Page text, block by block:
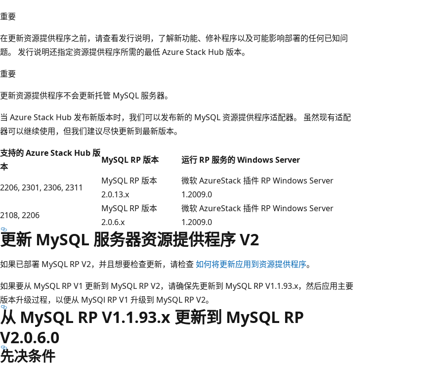
重要
在更新资源提供程序之前，请查看发行说明，了解新功能、修补程序以及可能影响部署的任何已知问
题。 发行说明还指定资源提供程序所需的最低 Azure Stack Hub 版本。
重要
更新资源提供程序不会更新托管 MySQL 服务器。
当 Azure Stack Hub 发布新版本时，我们可以发布新的 MySQL 资源提供程序适配器。 虽然现有适配
器可以继续使用，但我们建议尽快更新到最新版本。
支持的 Azure Stack Hub 版
本
MySQL RP 版本 运行 RP 服务的 Windows Server
2206, 2301, 2306, 2311
MySQL RP 版本
2.0.13.x
微软 AzureStack 插件 RP Windows Server
1.2009.0
2108, 2206
MySQL RP 版本
2.0.6.x
微软 AzureStack 插件 RP Windows Server
1.2009.0
更新 MySQL 服务器资源提供程序 V2
如果已部署 MySQL RP V2，并且想要检查更新，请检查如何将更新应用到资源提供程序。
如果要从 MySQL RP V1 更新到 MySQL RP V2，请确保先更新到 MySQL RP V1.1.93.x，然后应用主要
版本升级过程，以便从 MySQl RP V1 升级到 MySQL RP V2。
从 MySQL RP V1.1.93.x 更新到 MySQL RP
V2.0.6.0
先决条件